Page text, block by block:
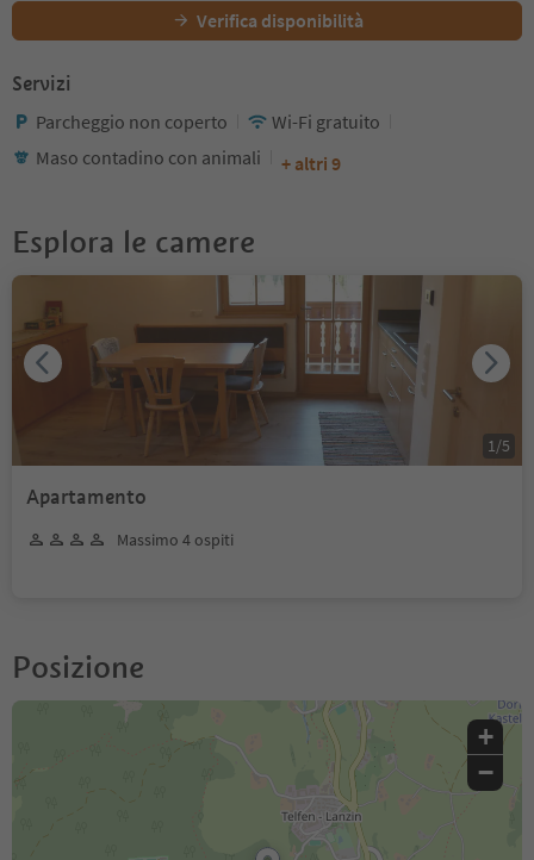
Verifica disponibilità
Servizi
Parcheggio non coperto
Wi-Fi gratuito
Maso contadino con animali
+ altri 9
Esplora le camere
Apartamento
Massimo 4 ospiti
1 /5
Posizione
+
−